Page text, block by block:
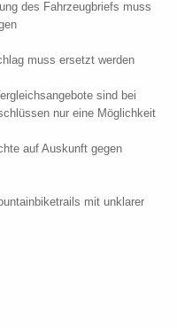
des Fahrzeugbriefs muss
muss ersetzt werden
sind bei
nur eine Möglichkeit
auf Auskunft gegen
mit unklarer